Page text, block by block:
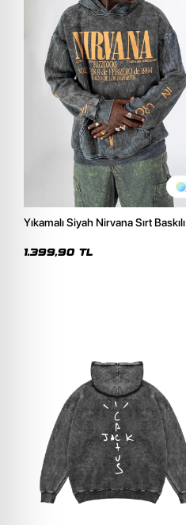
Yıkamalı Siyah Nirvana Sırt Baskılı
1.399,90 TL